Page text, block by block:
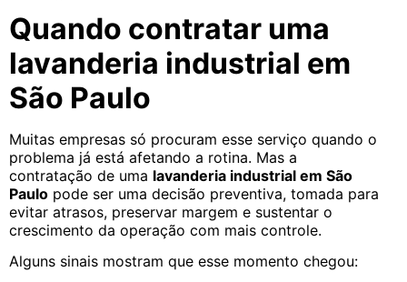
Quando contratar uma
lavanderia industrial em
São Paulo
Muitas empresas só procuram esse serviço quando o
problema já está afetando a rotina. Mas a
contratação de uma lavanderia industrial em São
Paulo pode ser uma decisão preventiva, tomada para
evitar atrasos, preservar margem e sustentar o
crescimento da operação com mais controle.
Alguns sinais mostram que esse momento chegou: